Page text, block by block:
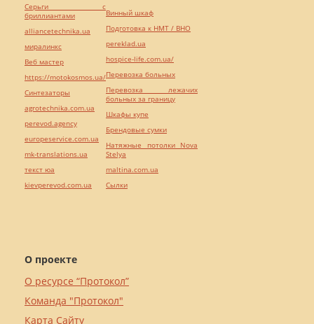
О проекте
О ресурсе “Протокол”
Команда "Протокол"
Карта Сайту
Серьги с
бриллиантами
alliancetechnika.ua
миралинкс
Веб мастер
https://motokosmos.ua/
Синтезаторы
agrotechnika.com.ua
perevod.agency
europeservice.com.ua
mk-translations.ua
текст юа
kievperevod.com.ua
Винный шкаф
Подготовка к НМТ / ВНО
pereklad.ua
hospice-life.com.ua/
Перевозка больных
Перевозка лежачих
больных за границу
Шкафы купе
Брендовые сумки
Натяжные потолки Nova
Stelya
maltina.com.ua
Cылки